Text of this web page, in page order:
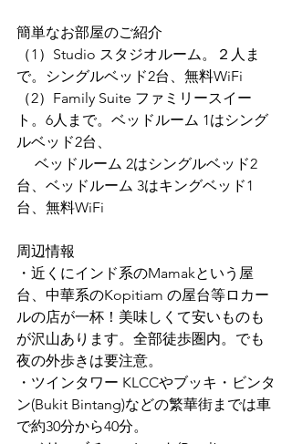
簡単なお部屋のご紹介
（1）Studio スタジオルーム。２人ま
で。シングルベッド2台、無料WiFi
（2）Family Suite ファミリースイー
ト。6人まで。ベッドルーム 1はシング
ルベッド2台、
ベッドルーム 2はシングルベッド2
台、ベッドルーム 3はキングベッド1
台、無料WiFi
周辺情報
・近くにインド系のMamakという屋
台、中華系のKopitiam の屋台等ロカー
ルの店が一杯！美味しくて安いものも
が沢山あります。全部徒歩圏内。でも
夜の外歩きは要注意。
・ツインタワー KLCCやブッキ・ビンタ
ン(Bukit Bintang)などの繁華街までは車
で約30分から40分。